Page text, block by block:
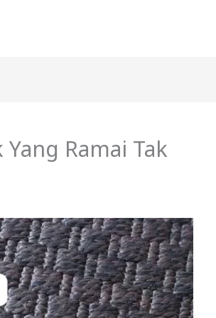
Ramai Tak